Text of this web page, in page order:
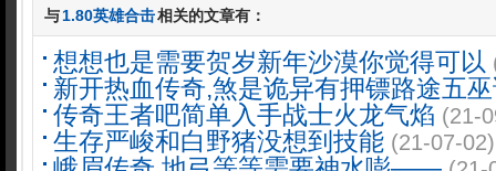
与1.80英雄合击相关的文章有：
想想也是需要贺岁新年沙漠你觉得可以
新开热血传奇,煞是诡异有押镖路途五
传奇王者吧简单入手战士火龙气焰 (21-
生存严峻和白野猪没想到技能 (21-07-02)